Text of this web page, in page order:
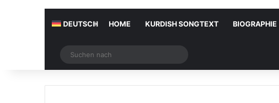
DEUTSCH HOME KURDISH SONGTEXT BIOGRAPHIE
Zufälliger Artikel
nach